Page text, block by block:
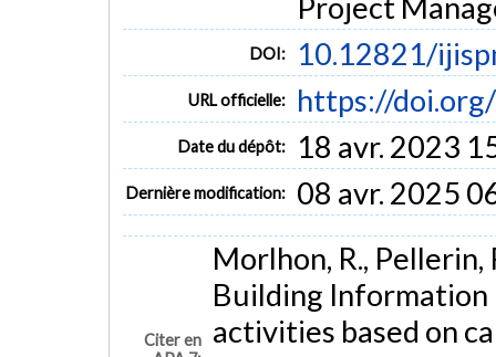
DOI: 10.12821/
URL officielle: https://
Date du dépôt: 18 avr. 2023
Dernière modification: 08 avr. 2025
Citer en
Morlhon, R.,
Building
activities based on